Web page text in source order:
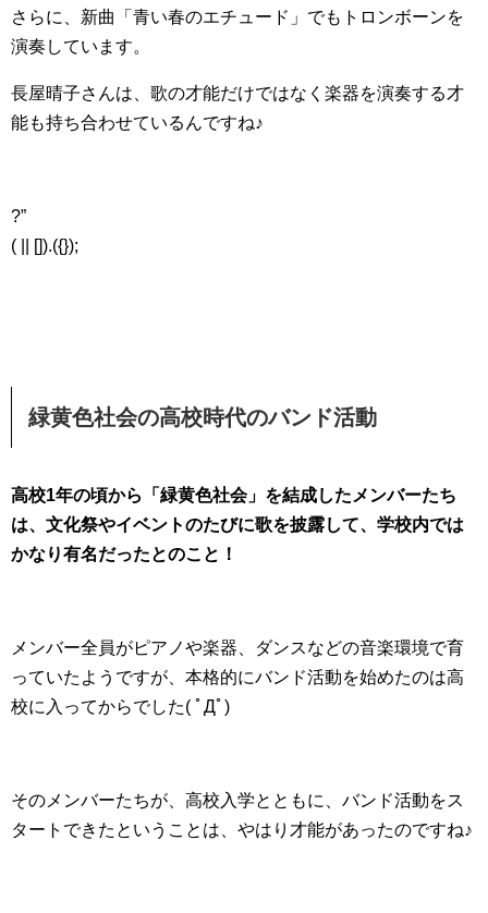
さらに、新曲「青い春のエチュード」でもトロンボーンを
演奏しています。
長屋晴子さんは、歌の才能だけではなく楽器を演奏する才
能も持ち合わせているんですね♪
?”
( || []).({});
緑黄色社会の高校時代のバンド活動
高校1年の頃から「緑黄色社会」を結成したメンバーたち
は、文化祭やイベントのたびに歌を披露して、学校内では
かなり有名だったとのこと！
メンバー全員がピアノや楽器、ダンスなどの音楽環境で育
っていたようですが、本格的にバンド活動を始めたのは高
校に入ってからでした( ﾟДﾟ)
そのメンバーたちが、高校入学とともに、バンド活動をス
タートできたということは、やはり才能があったのですね♪